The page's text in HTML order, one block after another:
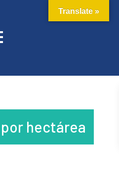
por hectárea
Translate »